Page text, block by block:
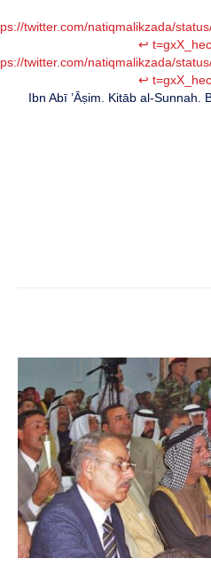
twitter.com/natiqmalikzada/
↩︎
twitter.com/natiqmalikzada/
↩︎
Ibn Abī ’Āṣim. Kitāb al-Sunnah.